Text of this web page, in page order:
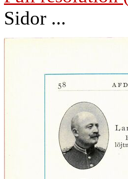
Sidor ...